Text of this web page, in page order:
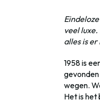
veel
alles is
1958 is
wegen.
Het is het